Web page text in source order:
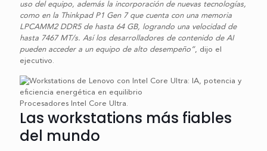
uso del equipo, además la incorporación de nuevas tecnologías,
como en la Thinkpad P1 Gen 7 que cuenta con una memoria
LPCAMM2 DDR5 de hasta 64 GB, logrando una velocidad de
hasta 7467 MT/s. Así los desarrolladores de contenido de AI
pueden acceder a un equipo de alto desempeño”, dijo el
ejecutivo.
Procesadores Intel Core Ultra.
Las workstations más fiables
del mundo